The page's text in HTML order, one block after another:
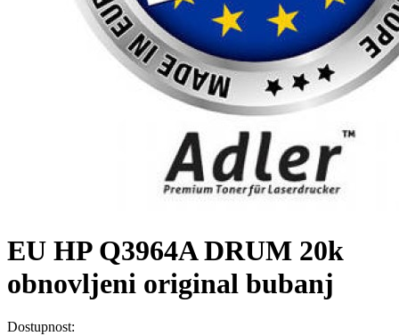
EU HP Q3964A DRUM 20k
obnovljeni original bubanj
Dostupnost: